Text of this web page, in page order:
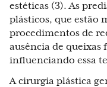
estéticas (3). As
plásticos, que estão
procedimentos de
ausência de queixas
influenciando essa
A cirurgia plástica